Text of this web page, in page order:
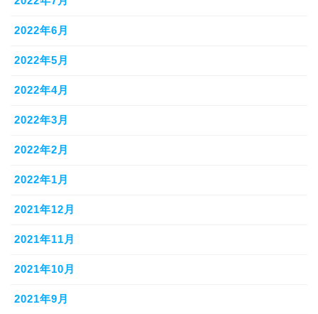
2022年6月
2022年5月
2022年4月
2022年3月
2022年2月
2022年1月
2021年12月
2021年11月
2021年10月
2021年9月